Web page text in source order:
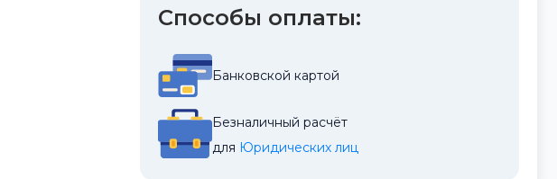
Способы оплаты:
Банковской картой
Безналичный расчёт
для Юридических лиц